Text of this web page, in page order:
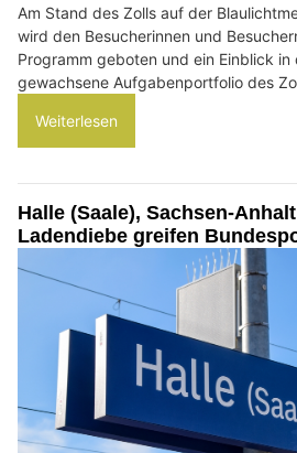
Am Stand des Zolls auf der
wird den Besucherinnen und
Programm geboten und ein Einblick
gewachsene Aufgabenportfolio des
Weiterlesen
Halle (Saale), Sachsen-
Ladendiebe greifen